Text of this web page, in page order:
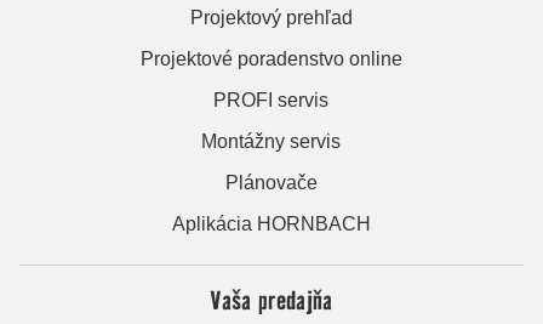
Projektový prehľad
Projektové poradenstvo online
PROFI servis
Montážny servis
Plánovače
Aplikácia HORNBACH
Vaša predajňa